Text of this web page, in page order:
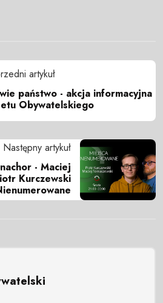
artykuł
państwo - akcja informacyjna
Obywatelskiego
Następny artykuł
- Maciej
Kurczewski